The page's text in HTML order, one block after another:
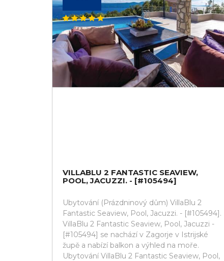
VILLABLU 2 FANTASTIC SEAVIEW,
POOL, JACUZZI. - [#105494]
Ubytování (Prázdninový dům) VillaBlu 2
Fantastic Seaview, Pool, Jacuzzi. - [#105494].
VillaBlu 2 Fantastic Seaview, Pool, Jacuzzi -
[#105494] se nachází v Zagorje v Istrijské
župě a nabízí balkon a výhled na moře.
Ubytování VillaBlu 2 Fantastic Seaview, Pool,